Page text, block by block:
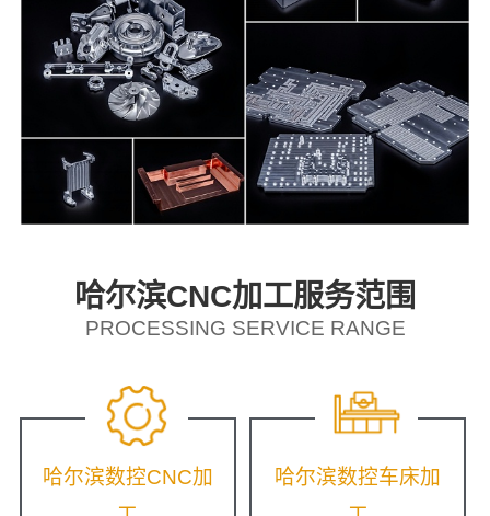
哈尔滨CNC加工服务范围
PROCESSING SERVICE RANGE
哈尔滨数控CNC加
哈尔滨数控车床加